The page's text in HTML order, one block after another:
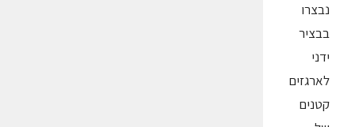
נבצרו
בבציר
ידני
לארגזים
קטנים